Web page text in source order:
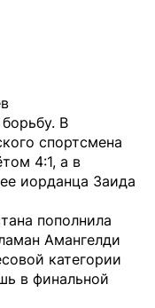
В
спортсмена
4:1, а в
иорданца Заида
пополнила
Амангелди
категории
в финальной